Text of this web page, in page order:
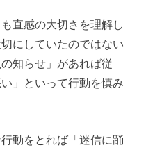
直感の大切さを理解し
にしていたのではない
知らせ」があれば従
」といって行動を慎み
動をとれば「迷信に踊